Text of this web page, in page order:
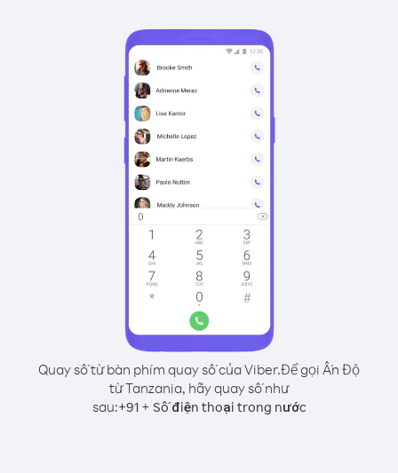
Quay số từ bàn phím quay số của Viber.Để gọi Ấn Độ
từ Tanzania, hãy quay số như
sau:+91+ Số điện thoại trong nước